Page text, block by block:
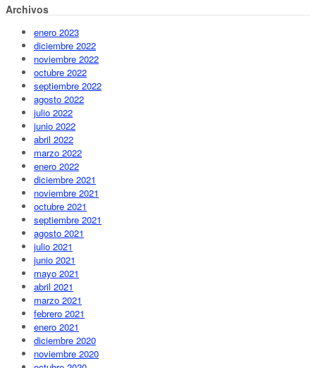
Archivos
enero 2023
diciembre 2022
noviembre 2022
octubre 2022
septiembre 2022
agosto 2022
julio 2022
junio 2022
abril 2022
marzo 2022
enero 2022
diciembre 2021
noviembre 2021
octubre 2021
septiembre 2021
agosto 2021
julio 2021
junio 2021
mayo 2021
abril 2021
marzo 2021
febrero 2021
enero 2021
diciembre 2020
noviembre 2020